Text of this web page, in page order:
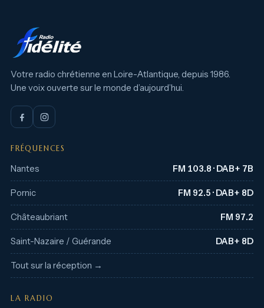
Votre radio chrétienne en Loire-Atlantique, depuis 1986.
Une voix ouverte sur le monde d’aujourd’hui.
FRÉQUENCES
Nantes FM 103.8 · DAB+ 7B
Pornic FM 92.5 · DAB+ 8D
Châteaubriant FM 97.2
Saint-Nazaire / Guérande DAB+ 8D
Tout sur la réception →
LA RADIO